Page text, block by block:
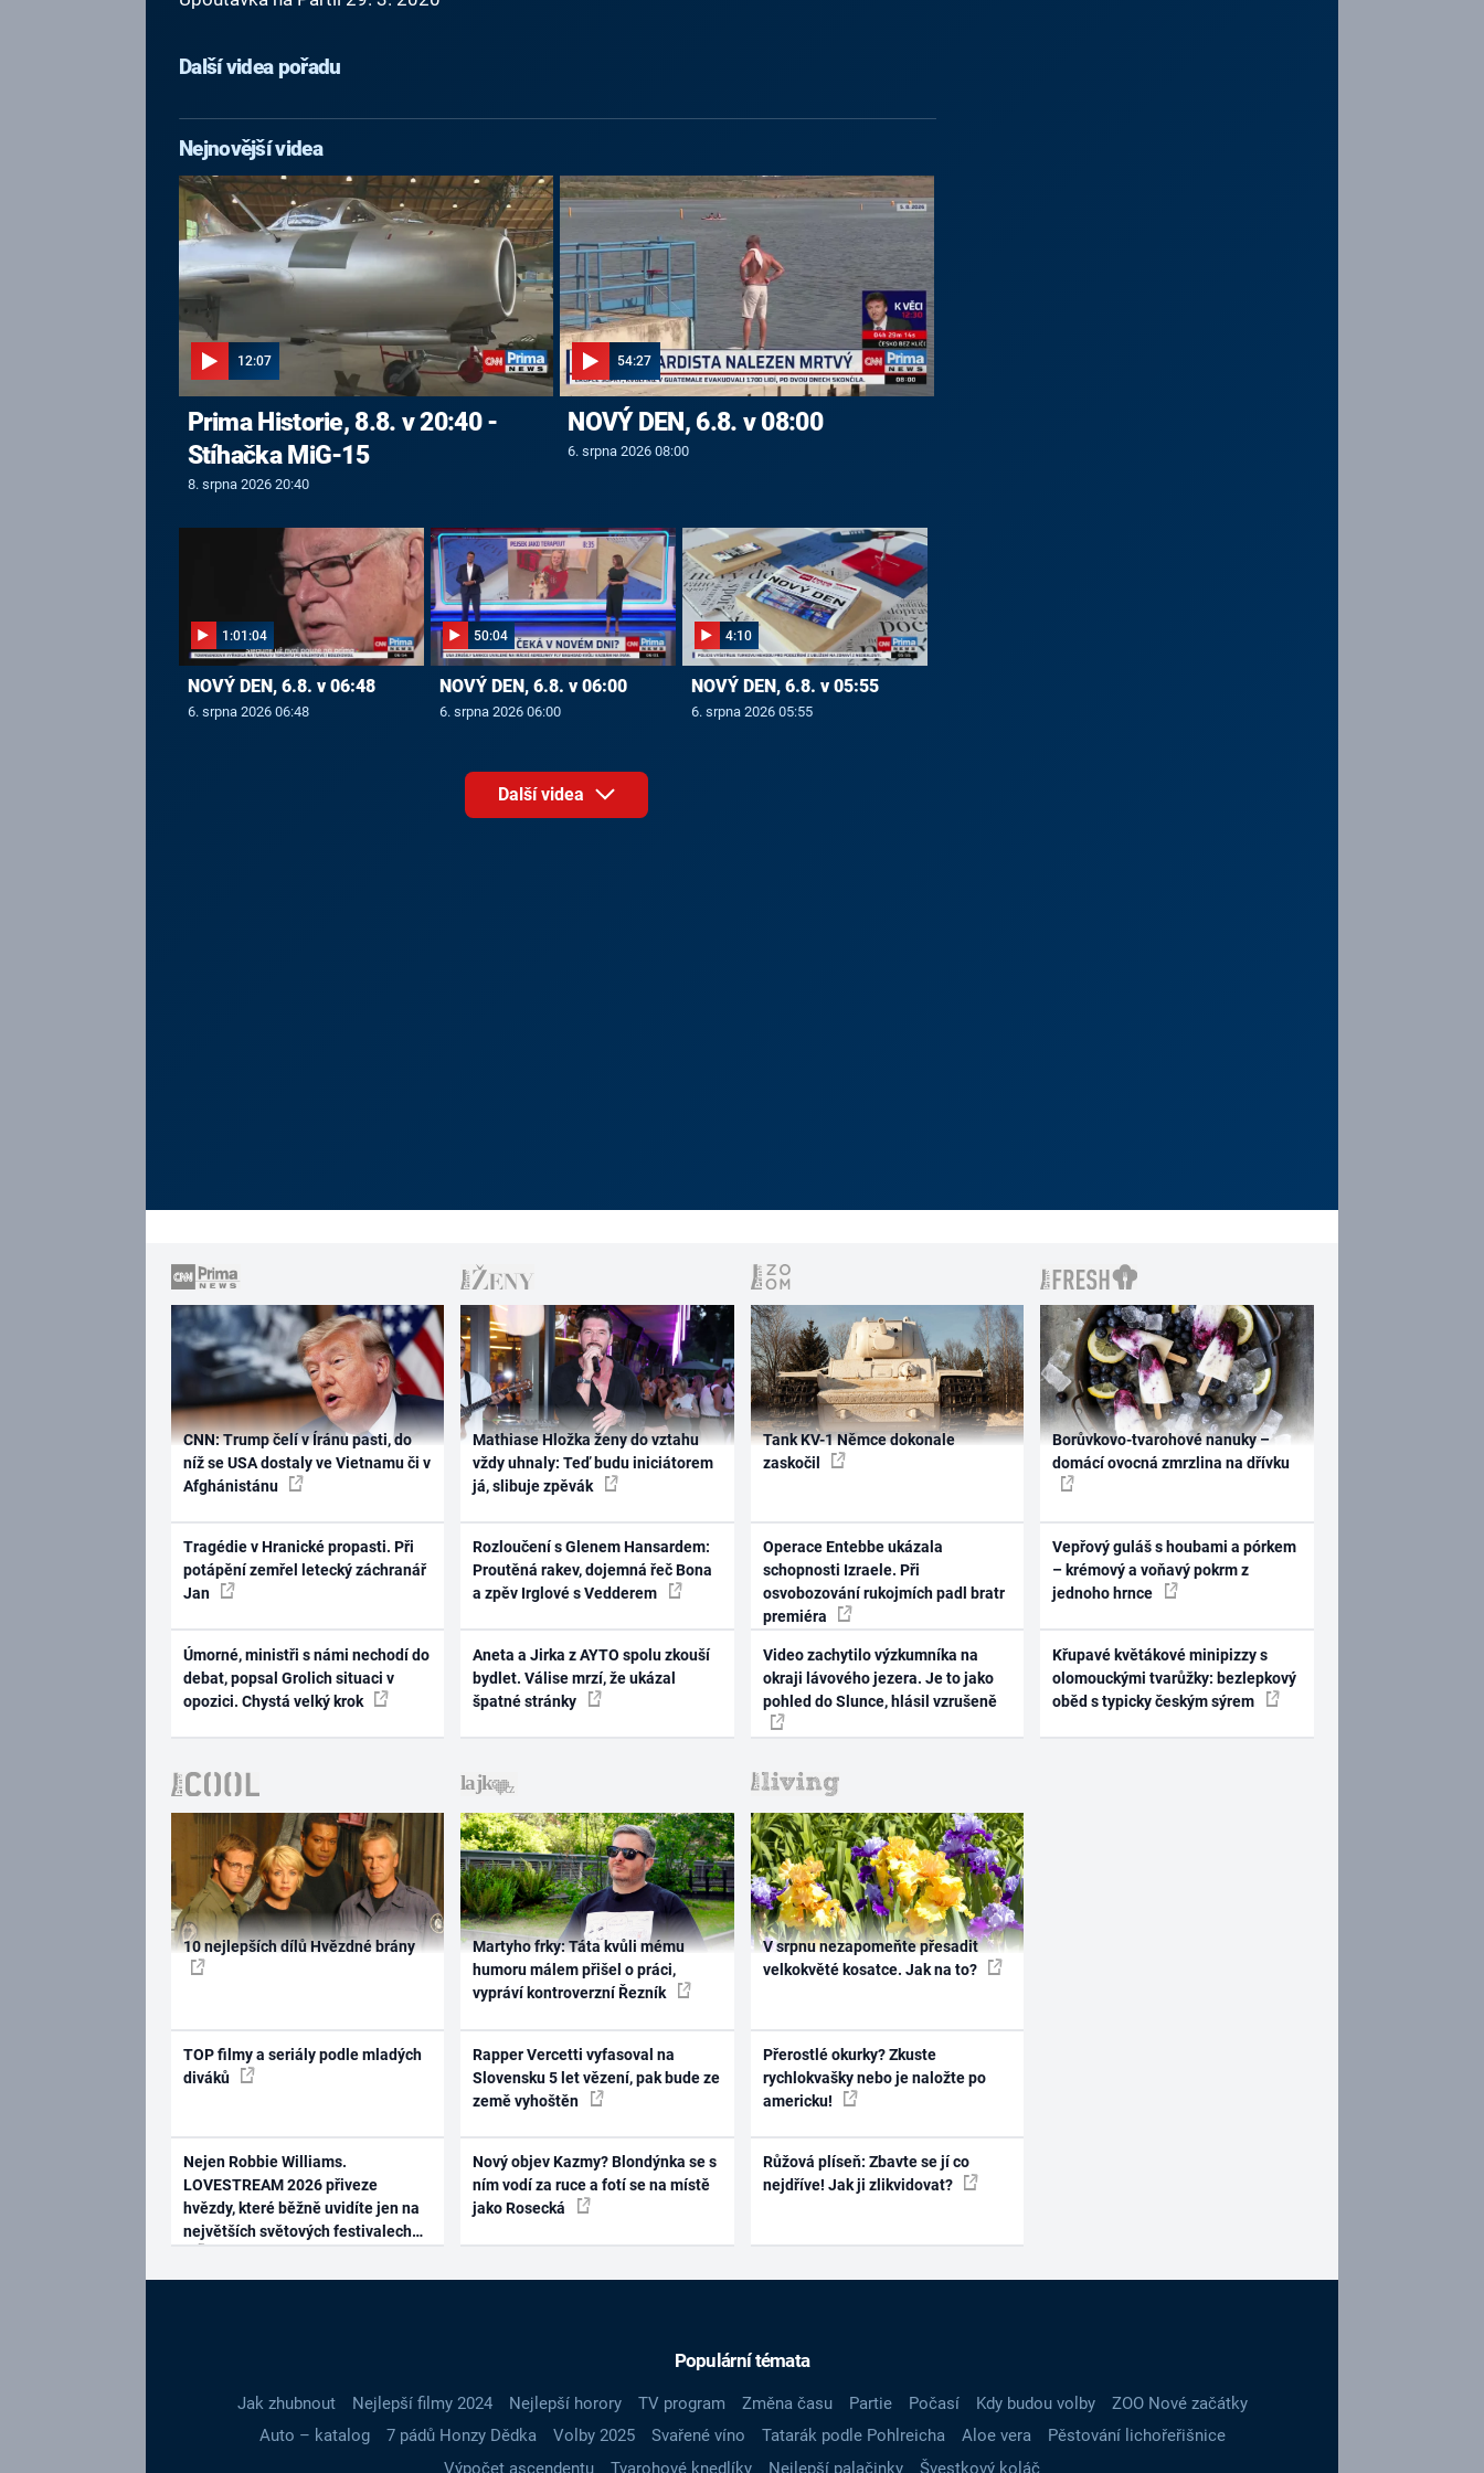
Další videa pořadu
Nejnovější videa
12:07
Prima Historie, 8.8. v 20:40 -
Stíhačka MiG-15
8. srpna 2026 20:40
54:27
NOVÝ DEN, 6.8. v 08:00
6. srpna 2026 08:00
1:01:04
NOVÝ DEN, 6.8. v 06:48
6. srpna 2026 06:48
50:04
NOVÝ DEN, 6.8. v 06:00
6. srpna 2026 06:00
4:10
NOVÝ DEN, 6.8. v 05:55
6. srpna 2026 05:55
Další videa
CNN: Trump čelí v Íránu pasti, do
níž se USA dostaly ve Vietnamu či v
Afghánistánu
Tragédie v Hranické propasti. Při
potápění zemřel letecký záchranář
Jan
Úmorné, ministři s námi nechodí do
debat, popsal Grolich situaci v
opozici. Chystá velký krok
Mathiase Hložka ženy do vztahu
vždy uhnaly: Teď budu iniciátorem
já, slibuje zpěvák
Rozloučení s Glenem Hansardem:
Proutěná rakev, dojemná řeč Bona
a zpěv Irglové s Vedderem
Aneta a Jirka z AYTO spolu zkouší
bydlet. Válise mrzí, že ukázal
špatné stránky
Tank KV-1 Němce dokonale
zaskočil
Operace Entebbe ukázala
schopnosti Izraele. Při
osvobozování rukojmích padl bratr
premiéra
Video zachytilo výzkumníka na
okraji lávového jezera. Je to jako
pohled do Slunce, hlásil vzrušeně
Borůvkovo-tvarohové nanuky –
domácí ovocná zmrzlina na dřívku
Vepřový guláš s houbami a pórkem
– krémový a voňavý pokrm z
jednoho hrnce
Křupavé květákové minipizzy s
olomouckými tvarůžky: bezlepkový
oběd s typicky českým sýrem
10 nejlepších dílů Hvězdné brány
TOP filmy a seriály podle mladých
diváků
Nejen Robbie Williams.
LOVESTREAM 2026 přiveze
hvězdy, které běžně uvidíte jen na
největších světových festivalech
Martyho frky: Táta kvůli mému
humoru málem přišel o práci,
vypráví kontroverzní Řezník
Rapper Vercetti vyfasoval na
Slovensku 5 let vězení, pak bude ze
země vyhoštěn
Nový objev Kazmy? Blondýnka se s
ním vodí za ruce a fotí se na místě
jako Rosecká
V srpnu nezapomeňte přesadit
velkokvěté kosatce. Jak na to?
Přerostlé okurky? Zkuste
rychlokvašky nebo je naložte po
americku!
Růžová plíseň: Zbavte se jí co
nejdříve! Jak ji zlikvidovat?
Populární témata
Jak zhubnout Nejlepší filmy 2024 Nejlepší horory TV program Změna času Partie Počasí Kdy budou volby
ZOO Nové začátky
Auto – katalog
7 pádů Honzy Dědka Volby 2025 Svařené víno Tatarák podle Pohlreicha Aloe vera
Pěstování lichořeřišnice
Výpočet ascendentu
Tvarohové knedlíky Nejlepší palačinky Švestkový koláč